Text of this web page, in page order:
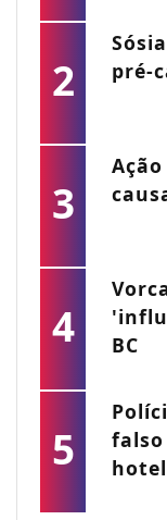
2
pré-
3
4
BC
5
hotel